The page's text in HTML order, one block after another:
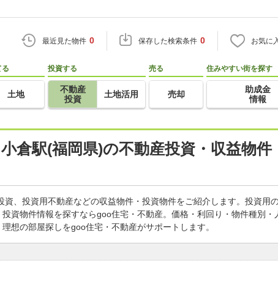
最近見た物件 0 保存した検索条件 0 お気に
る
土地
投資する
不動産
投資
土地活用
売る
売却
住みやすい街を探す
助成金
情報
倉駅(福岡県)の不動産投資・収益物件
資、投資用不動産などの収益物件・投資物件をご紹介します。投資用
資物件情報を探すならgoo住宅・不動産。価格・利回り・物件種別・
想の部屋探しをgoo住宅・不動産がサポートします。